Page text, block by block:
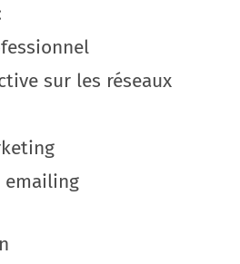
sur les réseaux
emailing